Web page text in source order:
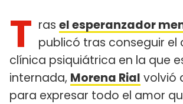
T ras el esperanzador
publicó tras conseguir el
clínica psiquiátrica en la que
internada, Morena Rial volvió
para expresar todo el amor